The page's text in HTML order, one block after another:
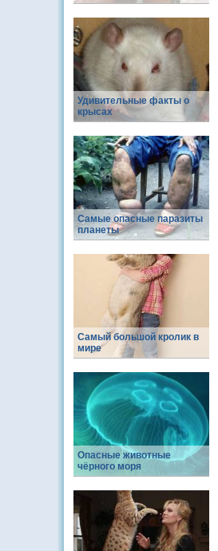
Удивительные факты о
крысах
Самые опасные паразиты
планеты
Самый большой кролик в
мире
Опасные животные
чёрного моря